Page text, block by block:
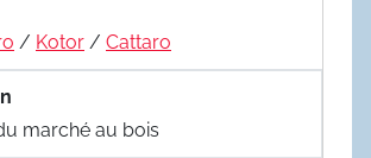
/ Kotor / Cattaro
marché au bois